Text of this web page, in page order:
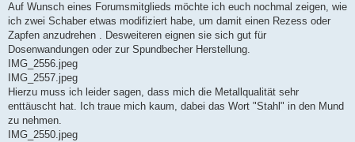
r
a
g
Auf Wunsch eines Forumsmitglieds möchte ich euch nochmal zeigen, wie
ich zwei Schaber etwas modifiziert habe, um damit einen Rezess oder
Zapfen anzudrehen . Desweiteren eignen sie sich gut für
Dosenwandungen oder zur Spundbecher Herstellung.
IMG_2556.jpeg
IMG_2557.jpeg
Hierzu muss ich leider sagen, dass mich die Metallqualität sehr
enttäuscht hat. Ich traue mich kaum, dabei das Wort "Stahl" in den Mund
zu nehmen.
IMG_2550.jpeg